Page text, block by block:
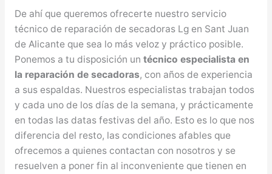
De ahí que queremos ofrecerte nuestro servicio
técnico de reparación de secadoras Lg en Sant Juan
de Alicante que sea lo más veloz y práctico posible.
Ponemos a tu disposición un técnico especialista en
la reparación de secadoras, con años de experiencia
a sus espaldas. Nuestros especialistas trabajan todos
y cada uno de los días de la semana, y prácticamente
en todas las datas festivas del año. Esto es lo que nos
diferencia del resto, las condiciones afables que
ofrecemos a quienes contactan con nosotros y se
resuelven a poner fin al inconveniente que tienen en